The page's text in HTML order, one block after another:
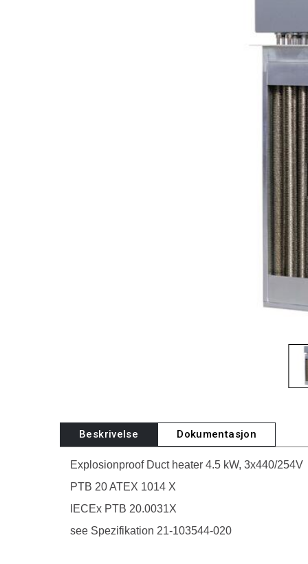
Beskrivelse Dokumentasjon
Explosionproof Duct heater 4.5 kW, 3x440/254V
PTB 20 ATEX 1014 X
IECEx PTB 20.0031X
see Spezifikation 21-103544-020